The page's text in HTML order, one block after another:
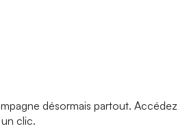
désormais partout. Accédez
clic.